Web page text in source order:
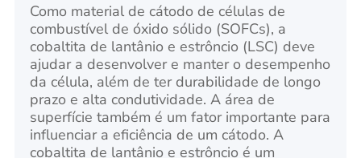
Como material de cátodo de células de
combustível de óxido sólido (SOFCs), a
cobaltita de lantânio e estrôncio (LSC) deve
ajudar a desenvolver e manter o desempenho
da célula, além de ter durabilidade de longo
prazo e alta condutividade. A área de
superfície também é um fator importante para
influenciar a eficiência de um cátodo. A
cobaltita de lantânio e estrôncio é um